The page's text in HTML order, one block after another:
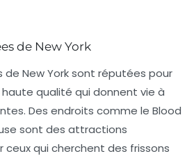
de New York
de New York sont réputées pour
qualité qui donnent vie à
Des endroits comme le Blood
sont des attractions
ceux qui cherchent des frissons